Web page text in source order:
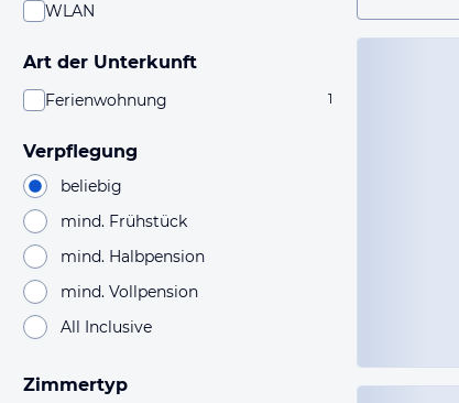
WLAN
Art der Unterkunft
Ferienwohnung 1
Verpflegung
beliebig
mind. Frühstück
mind. Halbpension
mind. Vollpension
All Inclusive
Zimmertyp